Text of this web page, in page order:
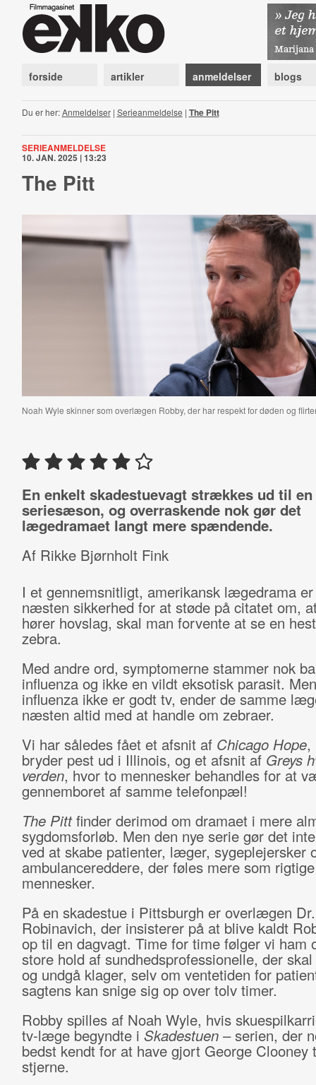
forside artikler anmeldelser blogs
Du er her:Anmeldelser| Serieanmeldelse | The Pitt
SERIEANMELDELSE
10. JAN. 2025 | 13:23
The Pitt
Noah Wyle skinner som overlægen Robby, der har respekt for døden og
En enkelt skadestuevagt strækkes ud til en
seriesæson, og overraskende nok gør det
lægedramaet langt mere spændende.
Af Rikke Bjørnholt Fink
I et gennemsnitligt, amerikansk lægedrama
næsten sikkerhed for at støde på citatet om,
hører hovslag, skal man forvente at se en
zebra.
Med andre ord, symptomerne stammer nok
influenza og ikke en vildt eksotisk parasit.
influenza ikke er godt tv, ender de samme
næsten altid med at handle om zebraer.
Vi har således fået et afsnit af Chicago Hope,
bryder pest ud i Illinois, og et afsnit af Greys
verden, hvor to mennesker behandles for at
gennemboret af samme telefonpæl!
The Pittfinder derimod om dramaet i mere
sygdomsforløb. Men den nye serie gør det
ved at skabe patienter, læger, sygeplejersker
ambulancereddere, der føles mere som rigtige
mennesker.
På en skadestue i Pittsburgh er overlægen Dr.
Robinavich, der insisterer på at blive kaldt
op til en dagvagt. Time for time følger vi ham
store hold af sundhedsprofessionelle, der
og undgå klager, selv om ventetiden for
sagtens kan snige sig op over tolv timer.
Robby spilles af Noah Wyle, hvis
tv-læge begyndte i Skadestuen– serien, der
bedst kendt for at have gjort George Clooney
stjerne.